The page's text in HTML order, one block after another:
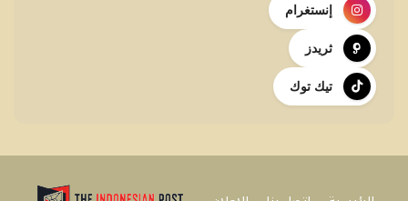
إنستغرام
ثريدز
تيك توك